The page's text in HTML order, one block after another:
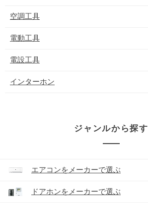
空調工具
電動工具
電設工具
インターホン
ジャンルから探す
エアコンをメーカーで選ぶ
ドアホンをメーカーで選ぶ